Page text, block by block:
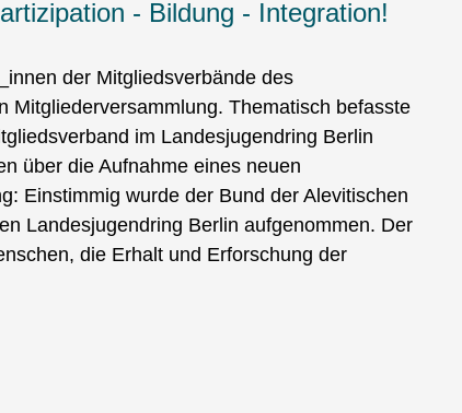
- Bildung - Integration!
der Mitgliedsverbände des
Mitgliederversammlung. Thematisch befasste
im Landesjugendring Berlin
über die Aufnahme eines neuen
Einstimmig wurde der Bund der Alevitischen
Landesjugendring Berlin aufgenommen. Der
die Erhalt und Erforschung der